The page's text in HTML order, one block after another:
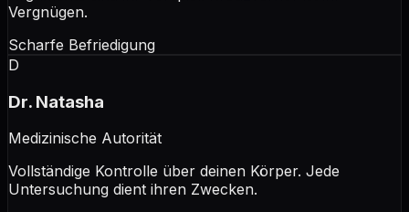
Vergnügen.
Scharfe Befriedigung
D
Dr. Natasha
Medizinische Autorität
Vollständige Kontrolle über deinen Körper. Jede
Untersuchung dient ihren Zwecken.